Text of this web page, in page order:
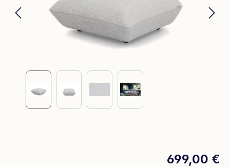
699,00 €